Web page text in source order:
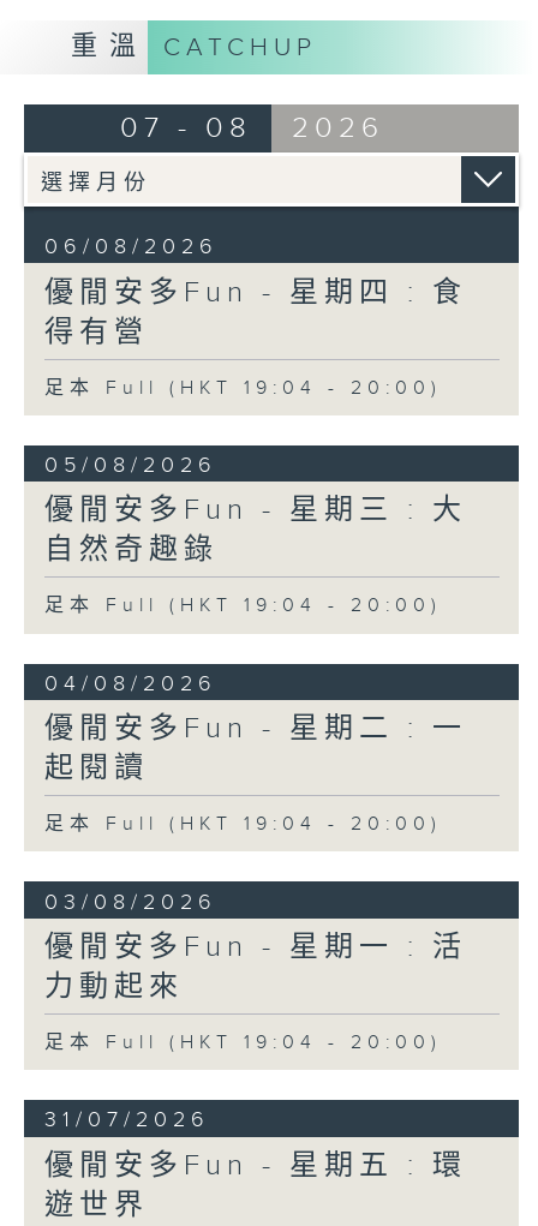
重溫 CATCHUP
07 - 08 2026
06/08/2026
優閒安多Fun - 星期四 : 食
得有營
足本 Full (HKT 19:04 - 20:00)
05/08/2026
優閒安多Fun - 星期三 : 大
自然奇趣錄
足本 Full (HKT 19:04 - 20:00)
04/08/2026
優閒安多Fun - 星期二 : 一
起閱讀
足本 Full (HKT 19:04 - 20:00)
03/08/2026
優閒安多Fun - 星期一 : 活
力動起來
足本 Full (HKT 19:04 - 20:00)
31/07/2026
優閒安多Fun - 星期五 : 環
遊世界